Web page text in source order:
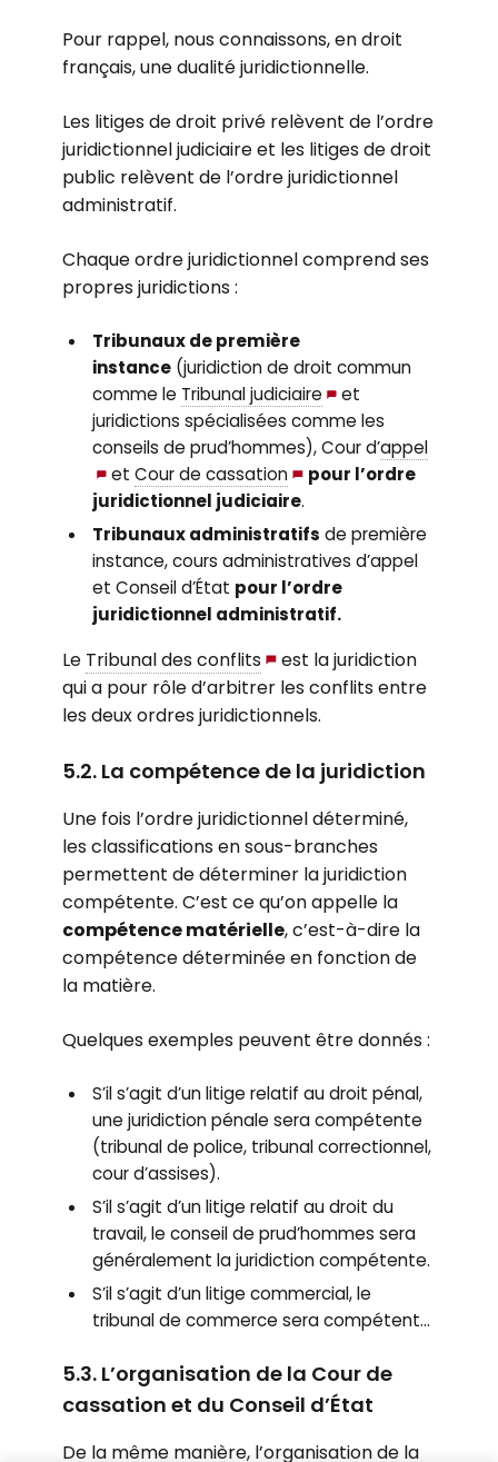
Pour rappel, nous connaissons, en droit
français, une dualité juridictionnelle.
Les litiges de droit privé relèvent de l’ordre
juridictionnel judiciaire et les litiges de droit
public relèvent de l’ordre juridictionnel
administratif.
Chaque ordre juridictionnel comprend ses
propres juridictions :
Tribunaux de première
instance(juridiction de droit commun
comme le Tribunal judiciaire
et
juridictions spécialisées comme les
conseils de prud’hommes), Cour d’appel
etCour de cassation
pour l’ordre
juridictionnel judiciaire.
Tribunaux administratifs de première
instance, cours administratives d’appel
et Conseil d’État pour l’ordre
juridictionnel administratif.
Le Tribunal des conflits
est la juridiction
qui a pour rôle d’arbitrer les conflits entre
les deux ordres juridictionnels.
5.2. La compétence de la juridiction
Une fois l’ordre juridictionnel déterminé,
les classifications en sous-branches
permettent de déterminer la juridiction
compétente. C’est ce qu’on appelle la
compétence matérielle, c’est-à-dire la
compétence déterminée en fonction de
la matière.
Quelques exemples peuvent être donnés :
S’il s’agit d’un litige relatif au droit pénal,
une juridiction pénale sera compétente
(tribunal de police, tribunal correctionnel,
cour d’assises).
S’il s’agit d’un litige relatif au droit du
travail, le conseil de prud’hommes sera
généralement la juridiction compétente.
S’il s’agit d’un litige commercial, le
tribunal de commerce sera compétent…
5.3. L’organisation de la Cour de
cassation et du Conseil d’État
De la même manière, l’organisation de la